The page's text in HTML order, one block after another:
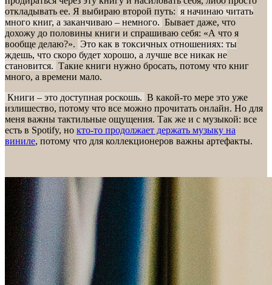
откладывать ее. Я выбираю второй путь: я начинаю читать
много книг, а заканчиваю – немного. Бывает даже, что
дохожу до половины книги и спрашиваю себя: «А что я
вообще делаю?». Это как в токсичных отношениях: ты
ждешь, что скоро будет хорошо, а лучше все никак не
становится. Такие книги нужно бросать, потому что книг
много, а времени мало.
Книги – это доступная роскошь. В какой-то мере это уже
излишество, потому что все можно прочитать онлайн. Но для
меня важны тактильные ощущения. Так же и с музыкой: все
есть в Spotify, но кто-то продолжает держать музыку на
виниле, потому что для коллекционеров важны артефакты.